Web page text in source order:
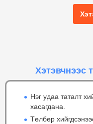
Хэтэвчнээс
Нэг удаа таталт
хасагдана.
Төлбөр